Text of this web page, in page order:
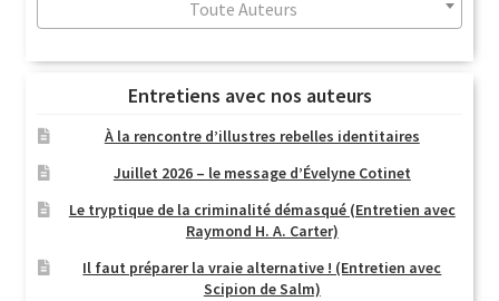
ancienToute Auteurs
Entretiens avec nos auteurs
À la rencontre d’illustres rebelles identitaires
Juillet 2026 – le message d’Évelyne Cotinet
Le tryptique de la criminalité démasqué (Entretien avec
Raymond H. A. Carter)
Il faut préparer la vraie alternative ! (Entretien avec
Scipion de Salm)